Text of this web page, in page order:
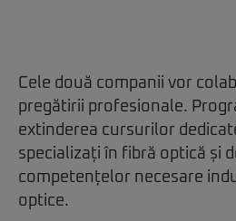
Cele două companii vor
pregătirii profesionale.
extinderea cursurilor
specializați în fibră optică și
competențelor necesare
optice.